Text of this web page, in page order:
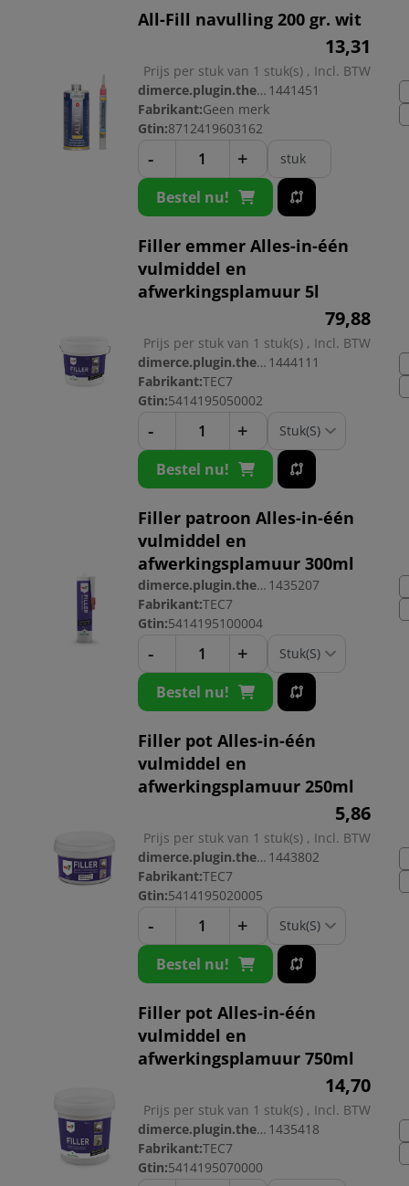
All-Fill navulling 200 gr. wit
13,31
Prijs per stuk van 1 stuk(s) , Incl. BTW
dimerce.plugin.theme.productnr: 1441451
Fabrikant:Geen merk
Gtin:8712419603162
- + stuk
Bestel nu!
Filler emmer Alles-in-één
vulmiddel en
afwerkingsplamuur 5l
79,88
Prijs per stuk van 1 stuk(s) , Incl. BTW
dimerce.plugin.theme.productnr: 1444111
Fabrikant:TEC7
Gtin:5414195050002
- +
Bestel nu!
Filler patroon Alles-in-één
vulmiddel en
afwerkingsplamuur 300ml
dimerce.plugin.theme.productnr: 1435207
Fabrikant:TEC7
Gtin:5414195100004
- +
Bestel nu!
Filler pot Alles-in-één
vulmiddel en
afwerkingsplamuur 250ml
5,86
Prijs per stuk van 1 stuk(s) , Incl. BTW
dimerce.plugin.theme.productnr: 1443802
Fabrikant:TEC7
Gtin:5414195020005
- +
Bestel nu!
Filler pot Alles-in-één
vulmiddel en
afwerkingsplamuur 750ml
14,70
Prijs per stuk van 1 stuk(s) , Incl. BTW
dimerce.plugin.theme.productnr: 1435418
Fabrikant:TEC7
Gtin:5414195070000